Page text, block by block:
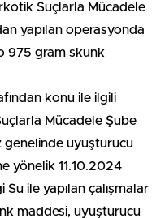
Suçlarla Mücadele
yapılan operasyonda
975 gram skunk
konu ile ilgili
Mücadele Şube
genelinde uyuşturucu
yönelik 11.10.2024
ile yapılan çalışmalar
maddesi, uyuşturucu